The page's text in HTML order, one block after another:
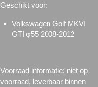
Geschikt voor:
Volkswagen Golf MKVI
GTI φ55 2008-2012
Voorraad informatie: niet op
voorraad, leverbaar binnen